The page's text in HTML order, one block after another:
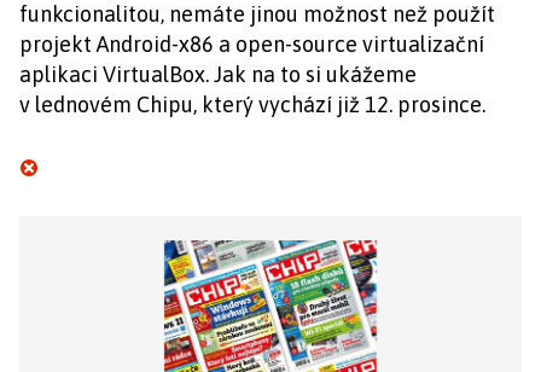
funkcionalitou, nemáte jinou možnost než použít
projekt Android-x86 a open-source virtualizační
aplikaci VirtualBox. Jak na to si ukážeme
v lednovém Chipu, který vychází již 12. prosince.